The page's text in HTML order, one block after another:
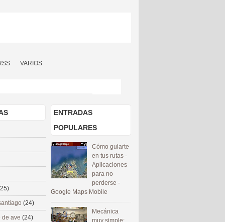
VARIOS
ENTRADAS
POPULARES
Cómo guiarte
en tus rutas -
Aplicaciones
para no
perderse -
Google Maps Mobile
Mecánica
muy simple:
(24)
de ave (24)